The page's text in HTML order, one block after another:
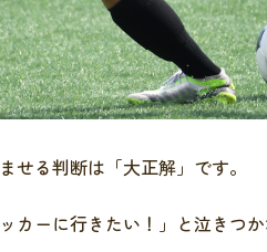
せる判断は「大正解」です。
カーに行きたい！」と泣きつ